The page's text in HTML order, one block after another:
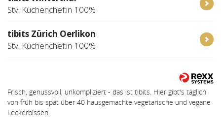
Stv. Küchenchef:in 100%
tibits Zürich Oerlikon
Stv. Küchenchef:in 100%
Frisch, genussvoll, unkompliziert - das ist tibits. Hier gibt's täglich
von früh bis spät über 40 hausgemachte vegetarische und vegane
Leckerbissen.